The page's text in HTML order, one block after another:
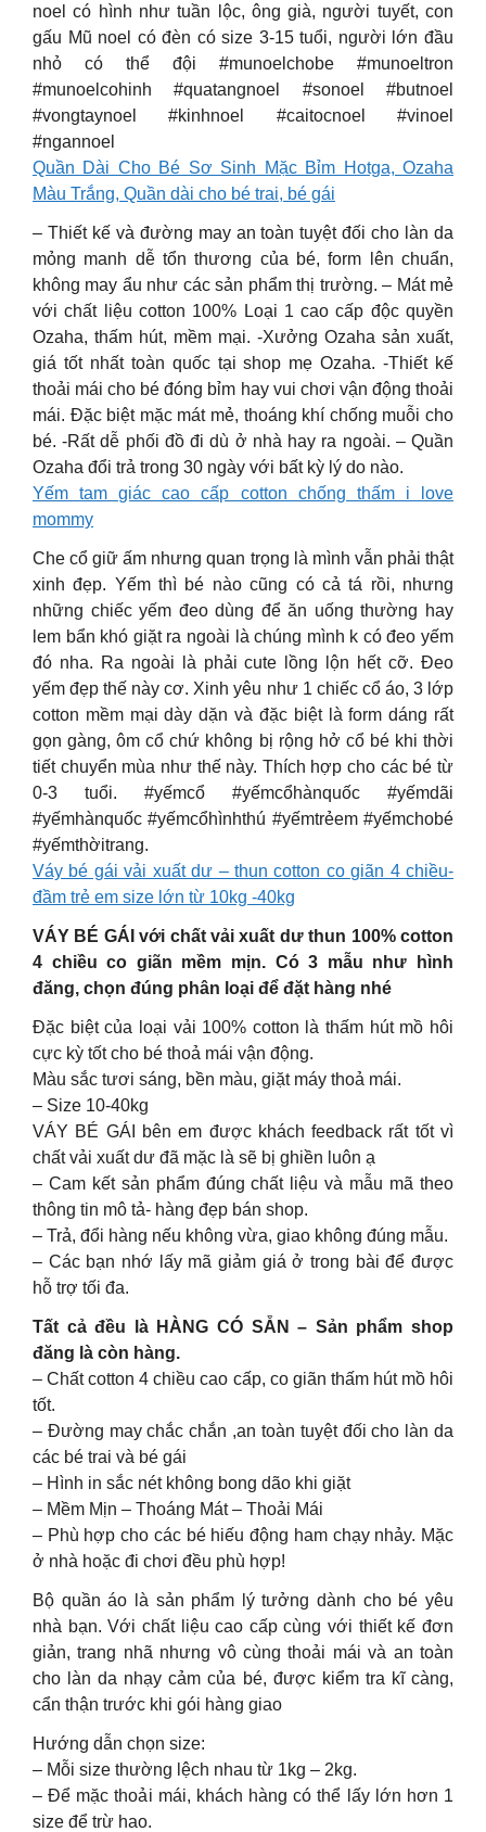
noel có hình như tuần lộc, ông già, người tuyết, con
gấu Mũ noel có đèn có size 3-15 tuổi, người lớn đầu
nhỏ có thể đội #munoelchobe #munoeltron
#munoelcohinh #quatangnoel #sonoel #butnoel
#vongtaynoel #kinhnoel #caitocnoel #vinoel
#ngannoel
Quần Dài Cho Bé Sơ Sinh Mặc Bỉm Hotga, Ozaha
Màu Trắng, Quần dài cho bé trai, bé gái
– Thiết kế và đường may an toàn tuyệt đối cho làn da
mỏng manh dễ tổn thương của bé, form lên chuẩn,
không may ẩu như các sản phẩm thị trường. – Mát mẻ
với chất liệu cotton 100% Loại 1 cao cấp độc quyền
Ozaha, thấm hút, mềm mại. -Xưởng Ozaha sản xuất,
giá tốt nhất toàn quốc tại shop mẹ Ozaha. -Thiết kế
thoải mái cho bé đóng bỉm hay vui chơi vận động thoải
mái. Đặc biệt mặc mát mẻ, thoáng khí chống muỗi cho
bé. -Rất dễ phối đồ đi dù ở nhà hay ra ngoài. – Quần
Ozaha đổi trả trong 30 ngày với bất kỳ lý do nào.
Yếm tam giác cao cấp cotton chống thấm i love
mommy
Che cổ giữ ấm nhưng quan trọng là mình vẫn phải thật
xinh đẹp. Yếm thì bé nào cũng có cả tá rồi, nhưng
những chiếc yếm đeo dùng để ăn uống thường hay
lem bẩn khó giặt ra ngoài là chúng mình k có đeo yếm
đó nha. Ra ngoài là phải cute lồng lộn hết cỡ. Đeo
yếm đẹp thế này cơ. Xinh yêu như 1 chiếc cổ áo, 3 lớp
cotton mềm mại dày dặn và đặc biệt là form dáng rất
gọn gàng, ôm cổ chứ không bị rộng hở cổ bé khi thời
tiết chuyển mùa như thế này. Thích hợp cho các bé từ
0-3 tuổi. #yếmcổ #yếmcổhànquốc #yếmdãi
#yếmhànquốc #yếmcổhìnhthú #yếmtrẻem #yếmchobé
#yếmthờitrang.
Váy bé gái vải xuất dư – thun cotton co giãn 4 chiều-
đầm trẻ em size lớn từ 10kg -40kg
VÁY BÉ GÁI với chất vải xuất dư thun 100% cotton
4 chiều co giãn mềm mịn. Có 3 mẫu như hình
đăng, chọn đúng phân loại để đặt hàng nhé
Đặc biệt của loại vải 100% cotton là thấm hút mồ hôi
cực kỳ tốt cho bé thoả mái vận động.
Màu sắc tươi sáng, bền màu, giặt máy thoả mái.
– Size 10-40kg
VÁY BÉ GÁI bên em được khách feedback rất tốt vì
chất vải xuất dư đã mặc là sẽ bị ghiền luôn ạ
– Cam kết sản phẩm đúng chất liệu và mẫu mã theo
thông tin mô tả- hàng đẹp bán shop.
– Trả, đổi hàng nếu không vừa, giao không đúng mẫu.
– Các bạn nhớ lấy mã giảm giá ở trong bài để được
hỗ trợ tối đa.
Tất cả đều là HÀNG CÓ SẴN – Sản phẩm shop
đăng là còn hàng.
– Chất cotton 4 chiều cao cấp, co giãn thấm hút mồ hôi
tốt.
– Đường may chắc chắn ,an toàn tuyệt đối cho làn da
các bé trai và bé gái
– Hình in sắc nét không bong dão khi giặt
– Mềm Mịn – Thoáng Mát – Thoải Mái
– Phù hợp cho các bé hiếu động ham chạy nhảy. Mặc
ở nhà hoặc đi chơi đều phù hợp!
Bộ quần áo là sản phẩm lý tưởng dành cho bé yêu
nhà bạn. Với chất liệu cao cấp cùng với thiết kế đơn
giản, trang nhã nhưng vô cùng thoải mái và an toàn
cho làn da nhạy cảm của bé, được kiểm tra kĩ càng,
cẩn thận trước khi gói hàng giao
Hướng dẫn chọn size:
– Mỗi size thường lệch nhau từ 1kg – 2kg.
– Để mặc thoải mái, khách hàng có thể lấy lớn hơn 1
size để trừ hao.